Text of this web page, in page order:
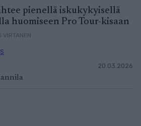
pienellä iskukykyisellä
huomiseen Pro Tour-kisaan
VIRTANEN
20.03.2026